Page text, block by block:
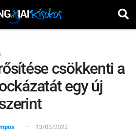
csökkenti a
egy új
13/03/2022